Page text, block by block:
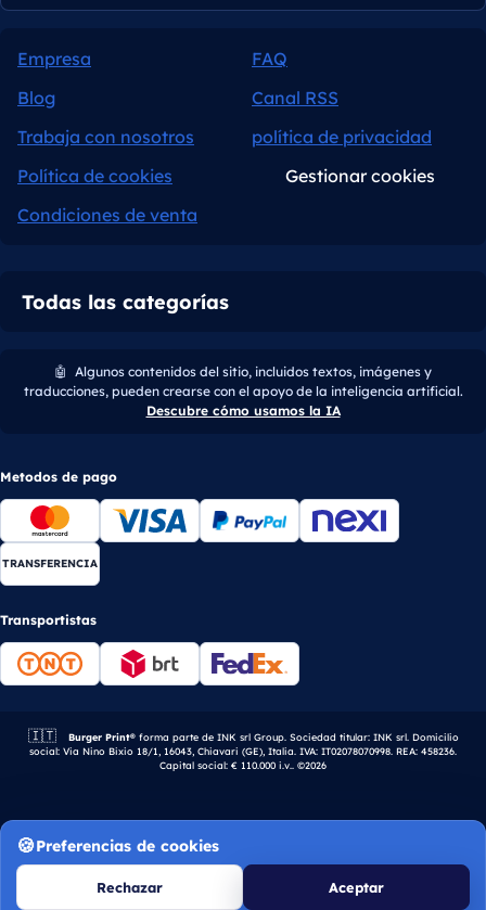
Empresa
FAQ
Blog
Canal RSS
Trabaja con nosotros
política de privacidad
Política de cookies
Gestionar cookies
Condiciones de venta
Todas las categorías
🤖 Algunos contenidos del sitio, incluidos textos, imágenes y
traducciones, pueden crearse con el apoyo de la inteligencia artificial.
Descubre cómo usamos la IA
Metodos de pago
TRANSFERENCIA
Transportistas
🇮🇹 Empresa italiana.
Burger Print®forma parte de INK srl Group. Sociedad titular: INK srl. Domicilio
social: Via Nino Bixio 18/1, 16043, Chiavari (GE), Italia. IVA: IT02078070998. REA: 458236.
Capital social: € 110.000 i.v.. ©2026
Preferencias de cookies
Rechazar Aceptar